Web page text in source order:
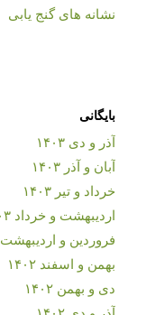
نشانه های گنج یابی
بایگانی
آذر و دی ۱۴۰۳
آبان و آذر ۱۴۰۳
خرداد و تیر ۱۴۰۳
اردیبهشت و خرداد ۱۴۰۳
فروردین و اردیبهشت ۱۴۰۳
بهمن و اسفند ۱۴۰۲
دی و بهمن ۱۴۰۲